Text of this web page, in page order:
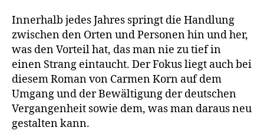
Innerhalb jedes Jahres springt die Handlung
zwischen den Orten und Personen hin und her,
was den Vorteil hat, das man nie zu tief in
einen Strang eintaucht. Der Fokus liegt auch bei
diesem Roman von Carmen Korn auf dem
Umgang und der Bewältigung der deutschen
Vergangenheit sowie dem, was man daraus neu
gestalten kann.